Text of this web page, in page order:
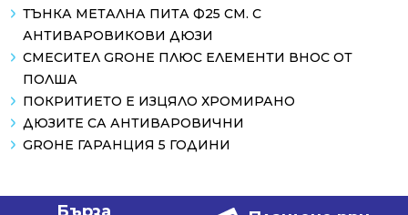
ТЪНКА МЕТАЛНА ПИТА Ф25 СМ. С
АНТИВАРОВИКОВИ ДЮЗИ
СМЕСИТЕЛ GROHE ПЛЮС ЕЛЕМЕНТИ ВНОС ОТ
ПОЛША
ПОКРИТИЕТО Е ИЗЦЯЛО ХРОМИРАНО
ДЮЗИТЕ СА АНТИВАРОВИЧНИ
GROHE ГАРАНЦИЯ 5 ГОДИНИ